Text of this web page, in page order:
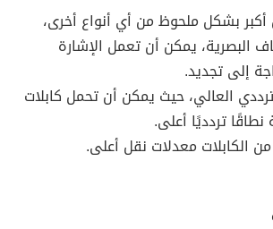
بشكل ملحوظ من أي أنواع أخرى،
البصرية، يمكن أن تعمل الإشارة
إلى تجديد.
العالي، حيث يمكن أن تحمل كابلات
نطاقًا تردديًا أعلى.
الكابلات معدلات نقل أعلى.